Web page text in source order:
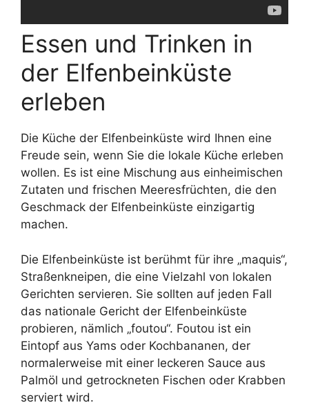
Essen und Trinken in
der Elfenbeinküste
erleben
Die Küche der Elfenbeinküste wird Ihnen eine
Freude sein, wenn Sie die lokale Küche erleben
wollen. Es ist eine Mischung aus einheimischen
Zutaten und frischen Meeresfrüchten, die den
Geschmack der Elfenbeinküste einzigartig
machen.
Die Elfenbeinküste ist berühmt für ihre „maquis“,
Straßenkneipen, die eine Vielzahl von lokalen
Gerichten servieren. Sie sollten auf jeden Fall
das nationale Gericht der Elfenbeinküste
probieren, nämlich „foutou“. Foutou ist ein
Eintopf aus Yams oder Kochbananen, der
normalerweise mit einer leckeren Sauce aus
Palmöl und getrockneten Fischen oder Krabben
serviert wird.